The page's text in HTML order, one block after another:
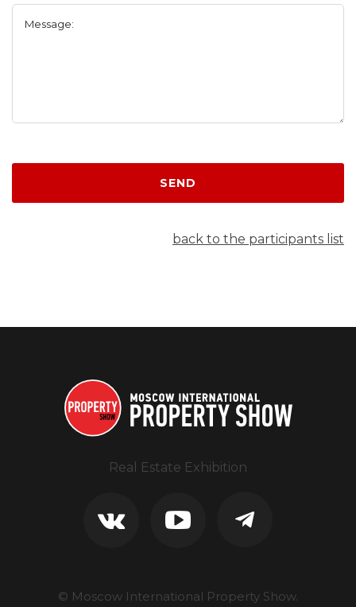
Message:
SEND
back to the participants list
Real Estate Exhibition
© Moscow International Property Show.